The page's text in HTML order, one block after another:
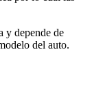
y depende de
del auto.